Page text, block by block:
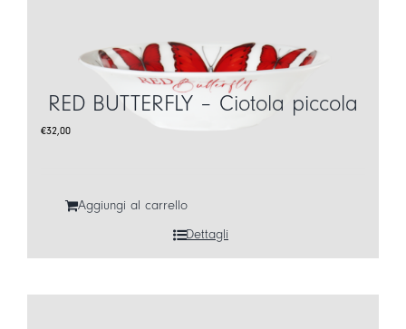
RED BUTTERFLY – Ciotola piccola
€32,00
Aggiungi al carrello
Dettagli